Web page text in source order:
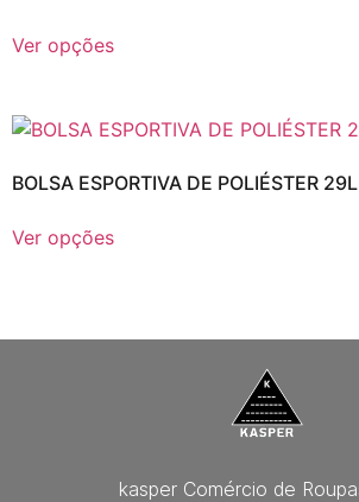
Ver opções
BOLSA ESPORTIVA DE POLIÉSTER 29L
Ver opções
kasper Comércio de